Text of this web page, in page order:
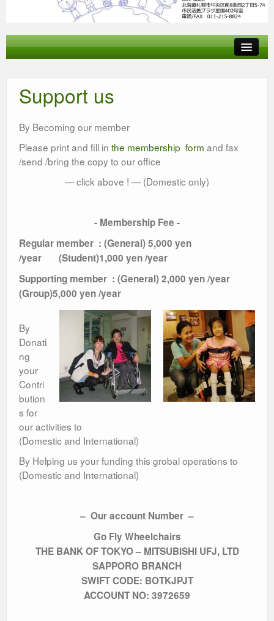
参加する
私たちの活動
Support us
By Becoming our member
Please print and fill in the membership form and fax
/send /bring the copy to our office
— click above ! — (Domestic only)
‐ Membership Fee ‐
Regular member : (General) 5,000 yen
/year (Student)1,000 yen /year
Supporting member : (General) 2,000 yen /year
(Group)5,000 yen /year
By
Donati
ng
your
Contri
bution
s for
our activities to
(Domestic and International)
By Helping us your funding this grobal operations to
(Domestic and International)
– Our account Number –
Go Fly Wheelchairs
THE BANK OF TOKYO – MITSUBISHI UFJ, LTD
SAPPORO BRANCH
SWIFT CODE: BOTKJPJT
ACCOUNT NO: 3972659